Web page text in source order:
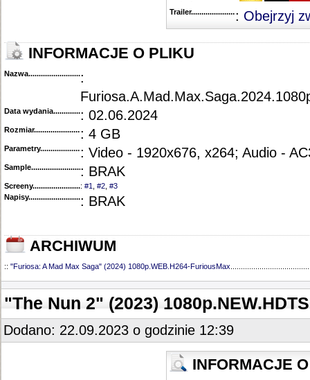
Trailer...........................................
: Obejrzyj
INFORMACJE O PLIKU
Nazwa.............................................
:
Data wydania......................................
: 02.06.2024
Rozmiar...........................................
: 4 GB
Parametry.........................................: Video - 1920x676, x264; Audio -
Sample............................................
: BRAK
Screeny...........................................
: #1 #2 #3
Napisy............................................
: BRAK
ARCHIWUM
:: "Furiosa: A Mad Max Saga" (2024) 1080p.WEB.H264-FuriousMax
"The Nun 2" (2023)
Dodano: 22.09.2023 o godzinie 12:39
INFORMACJE